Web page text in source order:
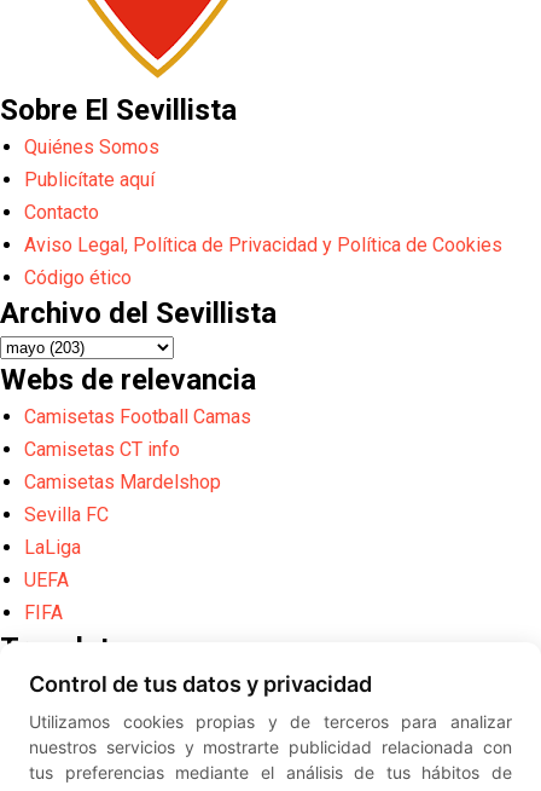
Sobre El Sevillista
Quiénes Somos
Publicítate aquí
Contacto
Aviso Legal, Política de Privacidad y Política de Cookies
Código ético
Archivo del Sevillista
Webs de relevancia
Camisetas Football Camas
Camisetas CT info
Camisetas Mardelshop
Sevilla FC
LaLiga
UEFA
FIFA
Translate
Powered by
Translate
Diseño web creado por Erick
© ElSevillista.es - Información sobre
Control de tus datos y privacidad
Utilizamos cookies propias y de terceros para analizar
nuestros servicios y mostrarte publicidad relacionada con
tus preferencias mediante el análisis de tus hábitos de